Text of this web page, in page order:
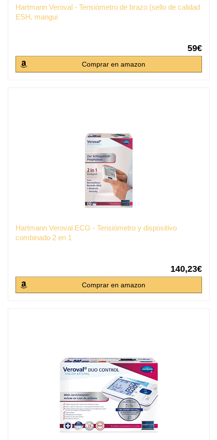
Hartmann Veroval - Tensiómetro de brazo (sello de calidad
ESH, mangui
59€
Comprar en amazon
Hartmann Veroval ECG - Tensiómetro y dispositivo
combinado 2 en 1
140,23€
Comprar en amazon